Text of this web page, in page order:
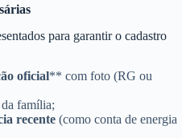
para garantir o cadastro
oficial** com foto (RG ou
família;
recente (como conta de energia